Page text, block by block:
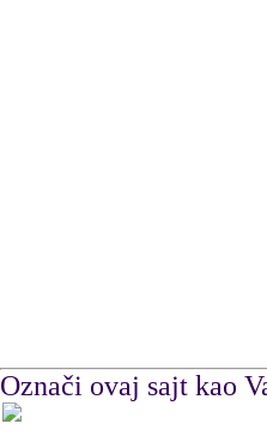
Označi ovaj sajt kao